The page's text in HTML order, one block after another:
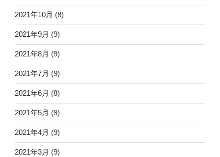
2021年10月 (8)
2021年9月 (9)
2021年8月 (9)
2021年7月 (9)
2021年6月 (8)
2021年5月 (9)
2021年4月 (9)
2021年3月 (9)